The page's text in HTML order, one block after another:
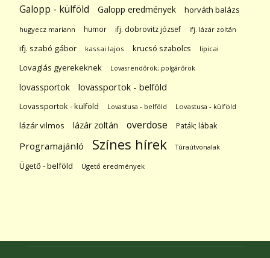
Galopp - külföld Galopp eredmények horváth balázs
hugyecz mariann humor ifj. dobrovitz józsef ifj. lázár zoltán
ifj. szabó gábor kassai lajos krucsó szabolcs lipicai
Lovaglás gyerekeknek Lovasrendőrök; polgárőrök
lovassportok lovassportok - belföld
Lovassportok - külföld Lovastusa - belföld Lovastusa - külföld
lázár vilmos lázár zoltán overdose Paták; lábak
Programajánló Színes hírek Túraútvonalak
Ügető - belföld Ügető eredmények